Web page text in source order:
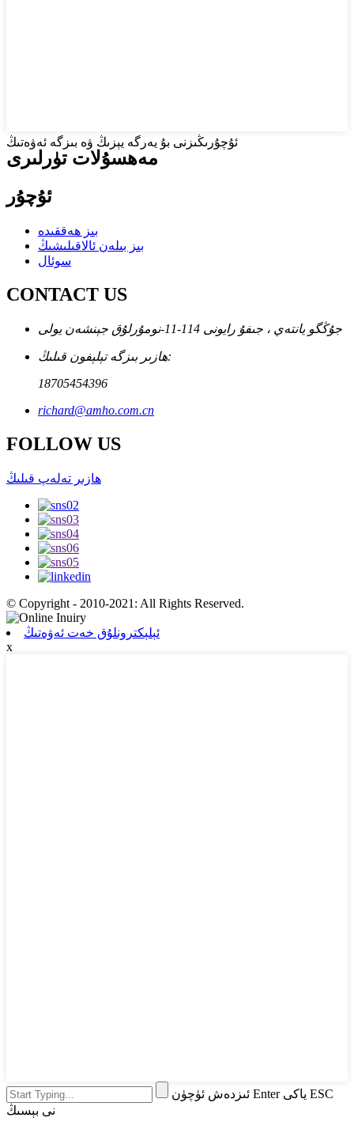
ئۇچۇرىڭىزنى بۇ يەرگە يېزىڭ ۋە بىزگە ئەۋەتىڭ
مەھسۇلات تۈرلىرى
ئۇچۇر
بىز ھەققىدە
بىز بىلەن ئالاقىلىشىڭ
سوئال
CONTACT US
جۇڭگو يانتەي ، جىفۇ رايونى 114-11-نومۇرلۇق جېنشەن يولى
ھازىر بىزگە تېلېفون قىلىڭ:
18705454396
richard@amho.com.cn
FOLLOW US
ھازىر تەلەپ قىلىڭ
© Copyright - 2010-2021: All Rights Reserved.
ئېلېكترونلۇق خەت ئەۋەتىڭ
x
ئىزدەش ئۈچۈن Enter ياكى ESC
نى بېسىڭ